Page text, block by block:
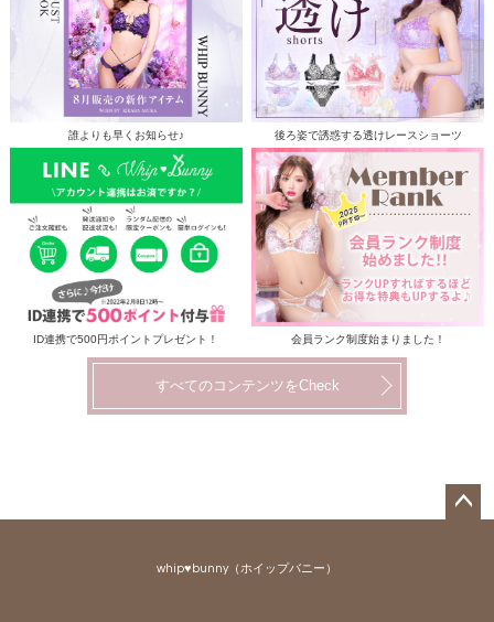
誰よりも早くお知らせ♪ 後ろ姿で誘惑する透けレースショーツ
ID連携で500円ポイントプレゼント！ 会員ランク制度始まりました！
すべてのコンテンツをCheck
whip♥bunny（ホイップバニー）